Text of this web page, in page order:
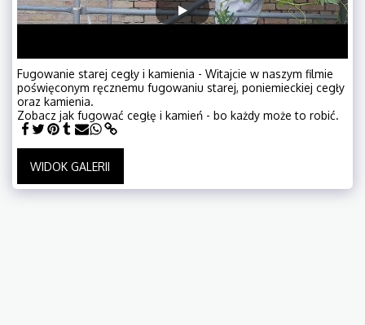
Fugowanie starej cegły i kamienia - Witajcie w naszym filmie
poświęconym ręcznemu fugowaniu starej, poniemieckiej cegły
oraz kamienia.
Zobacz jak fugować cegłę i kamień - bo każdy może to robić.
WIDOK GALERII